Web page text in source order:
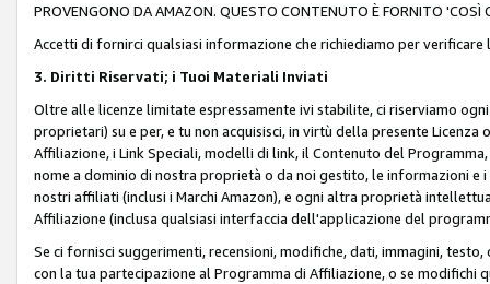
PROVENGONO DA AMAZON. QUESTO CONTENUTO È FORNITO
Accetti di fornirci qualsiasi informazione che richiediamo per
3. Diritti Riservati; i Tuoi Materiali Inviati
Oltre alle licenze limitate espressamente ivi stabilite, ci riserviamo
proprietari) su e per, e tu non acquisisci, in virtù della presente
Affiliazione, i Link Speciali, modelli di link, il Contenuto del
nome a dominio di nostra proprietà o da noi gestito, le informazioni e
nostri affiliati (inclusi i Marchi Amazon), e ogni altra proprietà
Affiliazione (inclusa qualsiasi interfaccia dell'applicazione del
Se ci fornisci suggerimenti, recensioni, modifiche, dati, immagini,
con la tua partecipazione al Programma di Affiliazione, o se modifichi